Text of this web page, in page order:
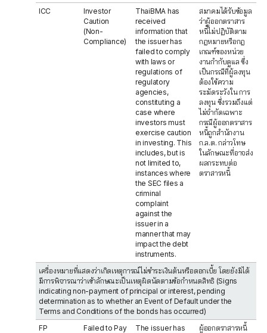
ICC
Investor
Caution
(Non-
Compliance)
ThaiBMA has
received
information that
the issuer has
failed to comply
with laws or
regulations of
regulatory
agencies,
constituting a
case where
investors must
exercise caution
in investing. This
includes, but is
not limited to,
instances where
the SEC files a
criminal
complaint
against the
issuer in a
manner that may
impact the debt
instruments.
สมาคมได้รับข้อมูล
ว่าผู้ออกตราสาร
หนี้ไม่ปฏิบัติตาม
กฎหมายหรือกฎ
เกณฑ์ของหน่วย
งานกำกับดูแล ซึ่ง
เป็นกรณีที่ผู้ลงทุน
ต้องใช้ความ
ระมัดระวังใน การ
ลงทุน ซึ่งรวมถึงแต่
ไม่จำกัดเฉพาะ
กรณีผู้ออกตราสาร
หนี้ถูกสำนักงาน
ก.ล.ต. กล่าวโทษ
ในลักษณะที่อาจส่ง
ผลกระทบต่อ
ตราสารหนี้
เครื่องหมายที่แสดงว่าเกิดเหตุการณ์ไม่ชำระเงินต้นหรือดอกเบี้ย โดยยังมิได้
มีการพิจารณาว่าเข้าลักษณะเป็นเหตุผิดนัดตามข้อกำหนดสิทธิ (Signs
indicating non-payment of principal or interest, pending
determination as to whether an Event of Default under the
Terms and Conditions of the bonds has occurred)
FP
Failed to Pay
The issuer has
ผู้ออกตราสารหนี้